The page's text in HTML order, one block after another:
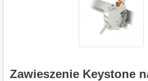
Zawieszenie Keystone